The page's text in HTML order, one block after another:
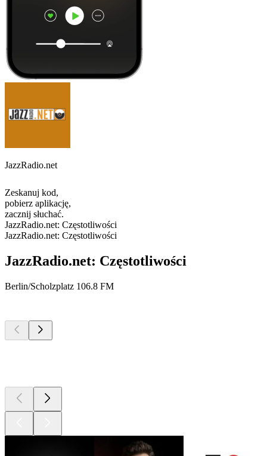
JazzRadio.net
Zeskanuj kod,
pobierz aplikację,
zacznij słuchać.
JazzRadio.net: Częstotliwości
JazzRadio.net: Częstotliwości
JazzRadio.net: Częstotliwości
Berlin/Scholzplatz 106.8 FM